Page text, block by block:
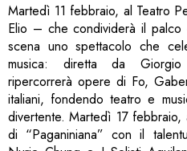
Martedì 11 febbraio, al Teatro
Elio – che condividerà il
scena uno spettacolo che
musica: diretta da
ripercorrerà opere di Fo,
italiani, fondendo teatro e
divertente. Martedì 17 febbraio,
di “Paganiniana” con il